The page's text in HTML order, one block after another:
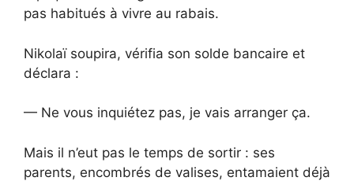
pas habitués à vivre au rabais.
Nikolaï soupira, vérifia son solde bancaire et
déclara :
— Ne vous inquiétez pas, je vais arranger ça.
Mais il n’eut pas le temps de sortir : ses
parents, encombrés de valises, entamaient déjà